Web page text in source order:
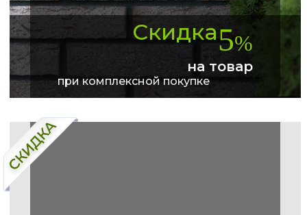
Скидка5%
на товар
при комплексной покупке